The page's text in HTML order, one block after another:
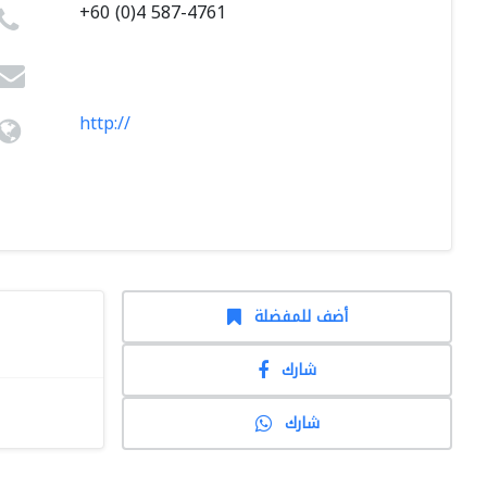
+60 (0)4 587-4761
http://
أضف للمفضلة
شارك
شارك